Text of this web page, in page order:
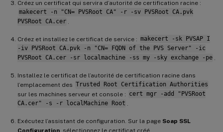
Créez un certificat qui servira d’autorité de certification racine :
makecert -n "CN= PVSRoot CA" -r -sv PVSRoot CA.pvk
PVSRoot CA.cer
Créez et installez le certificat de service : makecert -sk PVSAP I
-iv PVSRoot CA.pvk -n "CN= FQDN of the PVS Server" -ic
PVSRoot CA.cer -sr localmachine -ss my -sky exchange -pe
Installez le certificat de l’autorité de certification racine dans
l’emplacement des Trusted Root Certification Authorities
sur les machines serveur et console : cert mgr -add "PVSRoot
CA.cer" -s -r localMachine Root
Exécutez l’assistant de configuration. Sur la page Soap SSL
Configuration , sélectionnez le certificat créé.